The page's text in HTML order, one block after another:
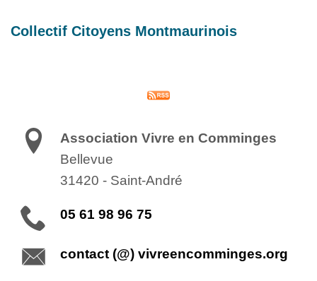
Collectif Citoyens Montmaurinois
Association Vivre en Comminges
Bellevue
31420 - Saint-André
05 61 98 96 75
contact (@) vivreencomminges.org